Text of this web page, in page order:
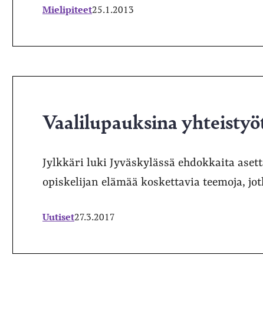
Mielipiteet25.1.2013
Vaalilupauksina
Jylkkäri luki Jyväskylässä ehdokkaita
opiskelijan elämää koskettavia teemoja,
Uutiset27.3.2017